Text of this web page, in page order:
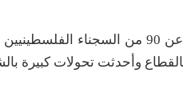
وأطلقت حماس سراح ثلاث رهينات إسرائيليات، فيما أفرجت